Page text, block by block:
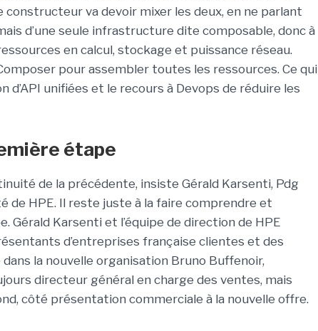
va devoir mixer les deux, en ne parlant
d’une seule infrastructure dite composable, donc à
en calcul, stockage et puissance réseau.
pour assembler toutes les ressources. Ce qui
unifiées et le recours à Devops de réduire les
étape
de la précédente, insiste Gérald Karsenti, Pdg
de HPE. Il reste juste à la faire comprendre et
Gérald Karsenti et l’équipe de direction de HPE
d’entreprises française clientes et des
la nouvelle organisation Bruno Buffenoir,
directeur général en charge des ventes, mais
côté présentation commerciale à la nouvelle offre.